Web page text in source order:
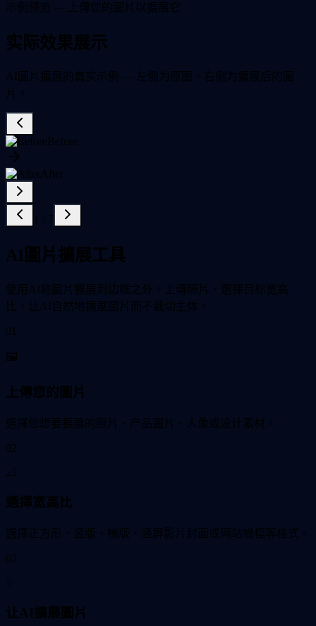
示例预览 — 上傳您的圖片以擴展它
实际效果展示
AI圖片擴展的真实示例 — 左侧为原图，右侧为擴展后的圖
片。
Before
After
7
AI圖片擴展工具
使用AI将圖片擴展到边框之外。上傳照片，選擇目标宽高
比，让AI自然地擴展圖片而不裁切主体。
01
🖼️
上傳您的圖片
選擇您想要擴展的照片、产品圖片、人像或设计素材。
02
📐
選擇宽高比
選擇正方形、竖版、横版、竖屏影片封面或网站横幅等格式。
03
让AI擴展圖片